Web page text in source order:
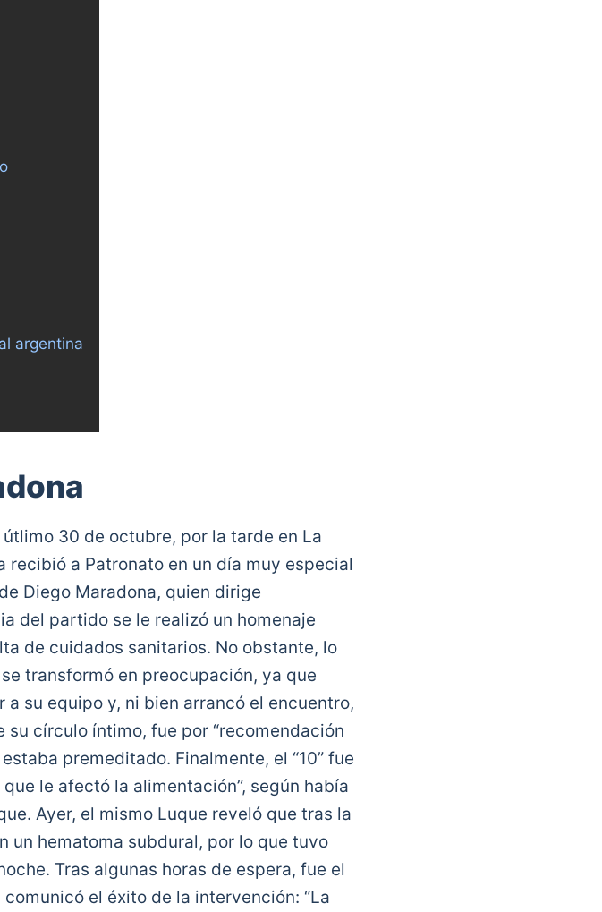
argentina
30 de octubre, por la tarde en La
recibió a Patronato en un día muy especial
Diego Maradona, quien dirige
del partido se le realizó un homenaje
de cuidados sanitarios. No obstante, lo
transformó en preocupación, ya que
su equipo y, ni bien arrancó el encuentro,
círculo íntimo, fue por “recomendación
premeditado. Finalmente, el “10” fue
le afectó la alimentación”, según había
Ayer, el mismo Luque reveló que tras la
un hematoma subdural, por lo que tuvo
Tras algunas horas de espera, fue el
el éxito de la intervención: “La